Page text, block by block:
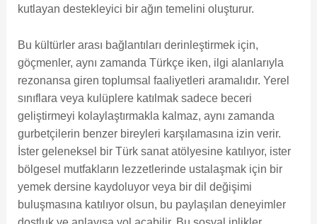
kutlayan destekleyici bir ağın temelini oluşturur.
Bu kültürler arası bağlantıları derinleştirmek için,
göçmenler, aynı zamanda Türkçe iken, ilgi alanlarıyla
rezonansa giren toplumsal faaliyetleri aramalıdır. Yerel
sınıflara veya kulüplere katılmak sadece beceri
geliştirmeyi kolaylaştırmakla kalmaz, aynı zamanda
gurbetçilerin benzer bireyleri karşılamasına izin verir.
İster geleneksel bir Türk sanat atölyesine katılıyor, ister
bölgesel mutfakların lezzetlerinde ustalaşmak için bir
yemek dersine kaydoluyor veya bir dil değişimi
buluşmasına katılıyor olsun, bu paylaşılan deneyimler